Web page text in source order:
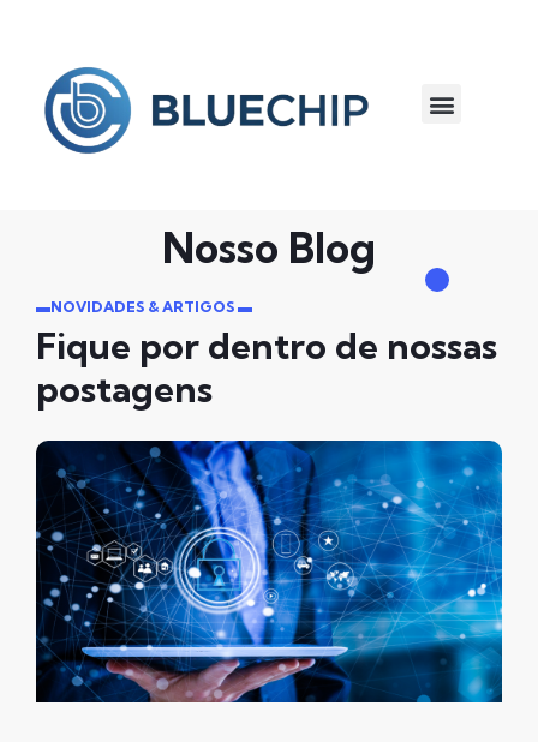
Nosso Blog
▬NOVIDADES & ARTIGOS ▬
Fique por dentro de nossas
postagens